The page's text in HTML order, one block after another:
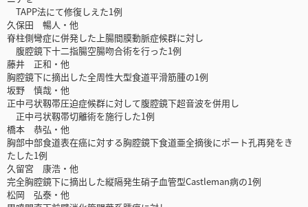
TAPP法にて修復しえた1例
久保田 暢人・他
脊柱側彎症に併発した上腸間膜動脈症候群に対し
腹腔鏡下十二指腸空腸吻合術を行った1例
藤井 正和・他
胸腔鏡下に摘出した全周性大型食道平滑筋腫の1例
坂野 慎哉・他
正中弓状靱帯圧迫症候群に対して腹腔鏡下超音波を併用し
正中弓状靱帯切離術を施行した1例
橋本 恭弘・他
胸部中部食道表在癌に対する胸腔鏡下食道亜全摘後にポート孔再発をき
たした1例
久留宮 康浩・他
完全胸腔鏡下に摘出した縦隔発生硝子血管型Castleman病の1例
松岡 弘泰・他